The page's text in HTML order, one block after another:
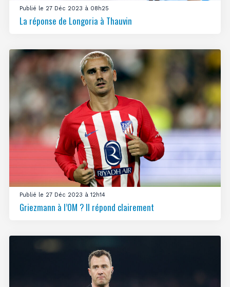
Publié le 27 Déc 2023 à 08h25
La réponse de Longoria à Thauvin
Publié le 27 Déc 2023 à 12h14
Griezmann à l’OM ? Il répond clairement